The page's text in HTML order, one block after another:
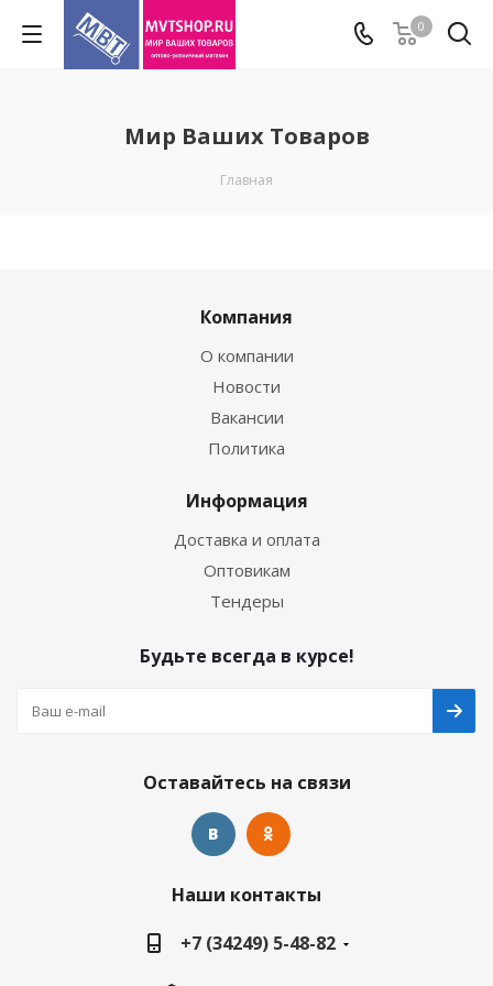
0
Мир Ваших Товаров
Главная
Компания
О компании
Новости
Вакансии
Политика
Информация
Доставка и оплата
Оптовикам
Тендеры
Будьте всегда в курсе!
Оставайтесь на связи
Наши контакты
+7 (34249) 5-48-82